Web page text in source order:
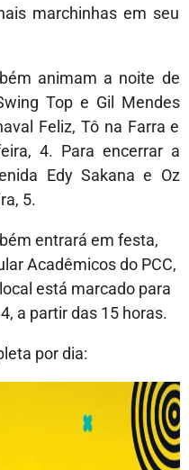
marchinhas em seu
animam a noite de
Top e Gil Mendes
Feliz, Tô na Farra e
4. Para encerrar a
Edy Sakana e Oz
5.
entrará em festa,
Acadêmicos do PCC,
está marcado para
a partir das 15 horas.
por dia: